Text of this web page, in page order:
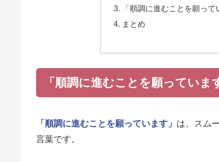
「順調に進むことを願っ
まとめ
「順調に進むことを願っていま
「順調に進むことを願っています」 は、スム
言葉です。